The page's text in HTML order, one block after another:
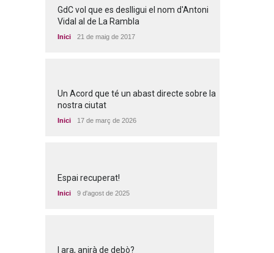
GdC vol que es deslligui el nom d'Antoni
Vidal al de La Rambla
Inici 21 de maig de 2017
Un Acord que té un abast directe sobre la
nostra ciutat
Inici 17 de març de 2026
Espai recuperat!
Inici 9 d'agost de 2025
I ara, anirà de debò?